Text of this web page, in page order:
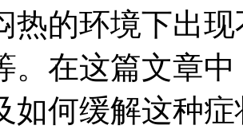
热的环境下出
。在这篇文章
如何缓解这种